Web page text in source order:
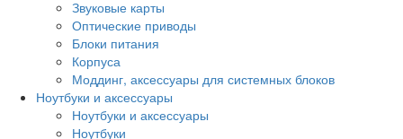
Звуковые карты
Оптические приводы
Блоки питания
Корпуса
Моддинг, аксессуары для системных блоков
Ноутбуки и аксессуары
Ноутбуки и аксессуары
Ноутбуки